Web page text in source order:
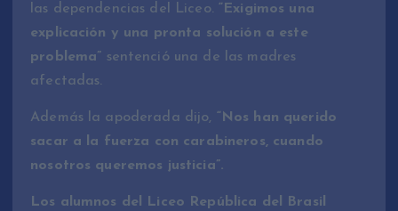
las dependencias del Liceo.“Exigimos una
explicación y una pronta solución a este
problema” sentenció una de las madres
afectadas.
Además la apoderada dijo, “Nos han querido
sacar a la fuerza con carabineros, cuando
nosotros queremos justicia”.
Los alumnos del Liceo República del Brasil